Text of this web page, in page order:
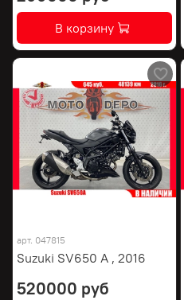
В корзину
арт. 047815
Suzuki SV650 A , 2016
520000 руб